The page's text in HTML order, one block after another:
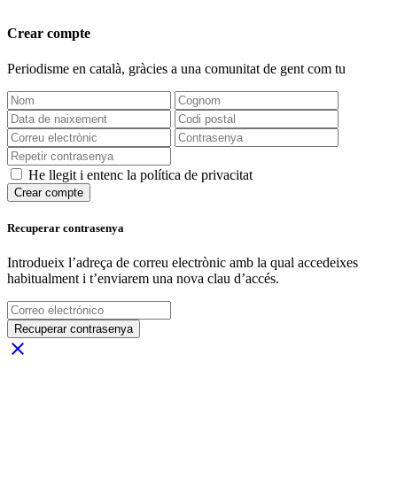
Crear compte
Periodisme en català, gràcies a una comunitat de gent com tu
He llegit i entenc la política de privacitat
Crear compte
Recuperar contrasenya
Introdueix l’adreça de correu electrònic amb la qual accedeixes
habitualment i t’enviarem una nova clau d’accés.
Recuperar contrasenya
close